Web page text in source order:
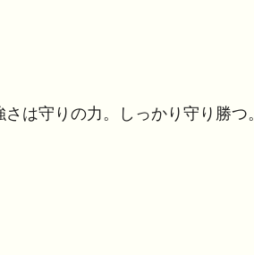
は守りの力。しっかり守り勝つ。